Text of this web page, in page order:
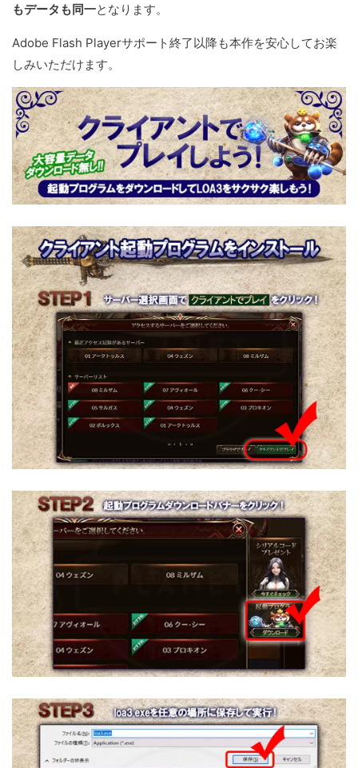
もデータも同一となります。
Adobe Flash Playerサポート終了以降も本作を安心してお楽
しみいただけます。